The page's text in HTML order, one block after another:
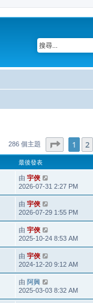
286 個主題 1頁 (共
1 2
最後發表
由 宇俠
2026-07-31 2:27 PM
由 宇俠
2026-07-29 1:55 PM
由 宇俠
2025-10-24 8:53 AM
由 宇俠
2024-12-20 9:12 AM
由 阿興
2025-03-03 8:32 AM